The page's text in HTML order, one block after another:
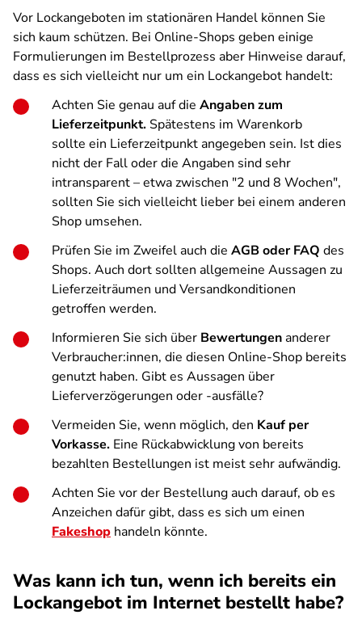
Vor Lockangeboten im stationären Handel können Sie
sich kaum schützen. Bei Online-Shops geben einige
Formulierungen im Bestellprozess aber Hinweise darauf,
dass es sich vielleicht nur um ein Lockangebot handelt:
Achten Sie genau auf die Angaben zum
Lieferzeitpunkt. Spätestens im Warenkorb
sollte ein Lieferzeitpunkt angegeben sein. Ist dies
nicht der Fall oder die Angaben sind sehr
intransparent – etwa zwischen "2 und 8 Wochen",
sollten Sie sich vielleicht lieber bei einem anderen
Shop umsehen.
Prüfen Sie im Zweifel auch die AGB oder FAQ des
Shops. Auch dort sollten allgemeine Aussagen zu
Lieferzeiträumen und Versandkonditionen
getroffen werden.
Informieren Sie sich über Bewertungenanderer
Verbraucher:innen, die diesen Online-Shop bereits
genutzt haben. Gibt es Aussagen über
Lieferverzögerungen oder -ausfälle?
Vermeiden Sie, wenn möglich, den Kauf per
Vorkasse. Eine Rückabwicklung von bereits
bezahlten Bestellungen ist meist sehr aufwändig.
Achten Sie vor der Bestellung auch darauf, ob es
Anzeichen dafür gibt, dass es sich um einen
Fakeshop handeln könnte.
Was kann ich tun, wenn ich bereits ein
Lockangebot im Internet bestellt habe?